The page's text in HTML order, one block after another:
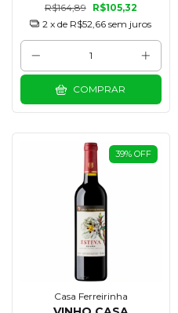
R$164,89 R$105,32
2 x de R$52,66 sem juros
COMPRAR
39% OFF
Casa Ferreirinha